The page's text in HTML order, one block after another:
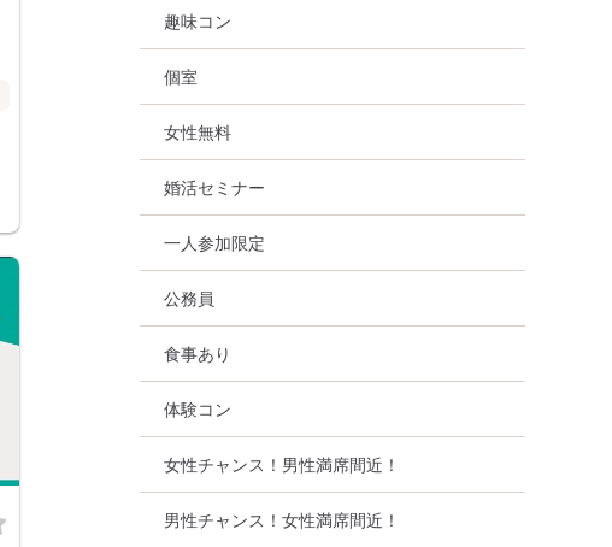
趣味コン
個室
女性無料
婚活セミナー
一人参加限定
公務員
食事あり
体験コン
女性チャンス！男性満席間近！
男性チャンス！女性満席間近！